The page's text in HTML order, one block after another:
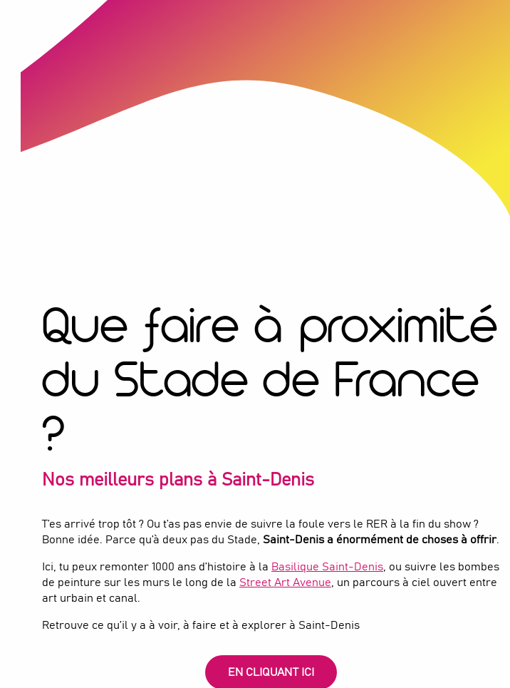
Que faire à proximité
du Stade de France
?
Nos meilleurs plans à Saint-Denis
T’es arrivé trop tôt ? Ou t’as pas envie de suivre la foule vers le RER à la fin du show ?
Bonne idée. Parce qu’à deux pas du Stade, Saint-Denis a énormément de choses à offrir.
Ici, tu peux remonter 1000 ans d’histoire à la Basilique Saint-Denis , ou suivre les bombes
de peinture sur les murs le long de la Street Art Avenue , un parcours à ciel ouvert entre
art urbain et canal.
Retrouve ce qu’il y a à voir, à faire et à explorer à Saint-Denis
EN CLIQUANT ICI